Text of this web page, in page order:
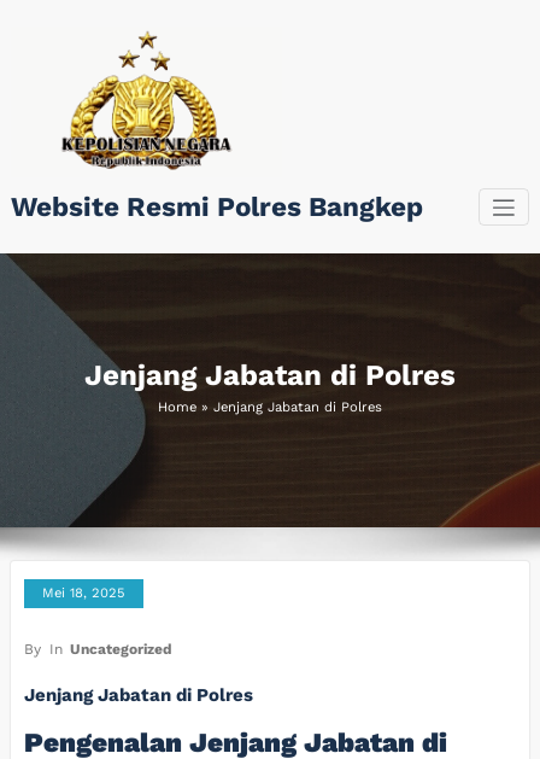
Website Resmi Polres Bangkep
Jenjang Jabatan di Polres
Home » Jenjang Jabatan di Polres
Mei 18, 2025
By In Uncategorized
Jenjang Jabatan di Polres
Pengenalan Jenjang Jabatan di